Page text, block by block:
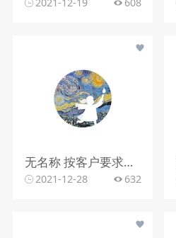
无名称 按客户要求制作矢量卡通logo
2021-12-28 632